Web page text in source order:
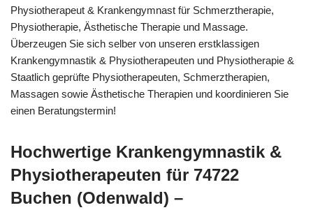
Physiotherapeut & Krankengymnast für Schmerztherapie,
Physiotherapie, Ästhetische Therapie und Massage.
Überzeugen Sie sich selber von unseren erstklassigen
Krankengymnastik & Physiotherapeuten und Physiotherapie &
Staatlich geprüfte Physiotherapeuten, Schmerztherapien,
Massagen sowie Ästhetische Therapien und koordinieren Sie
einen Beratungstermin!
Hochwertige Krankengymnastik &
Physiotherapeuten für 74722
Buchen (Odenwald) –